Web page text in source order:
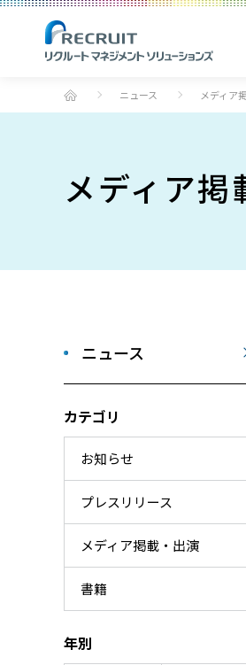
ニュース メディア
メディア掲
ニュース
カテゴリ
お知らせ
プレスリリース
メディア掲載・出演
書籍
年別